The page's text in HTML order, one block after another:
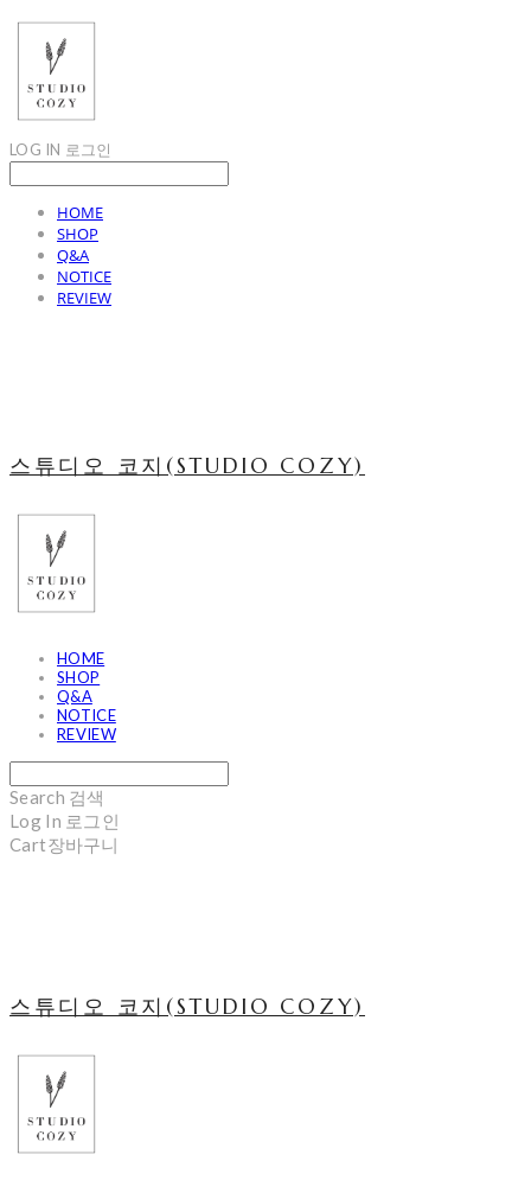
LOG IN 로그인
HOME
SHOP
Q&A
NOTICE
REVIEW
스튜디오 코지(STUDIO COZY)
HOME
SHOP
Q&A
NOTICE
REVIEW
Search 검색
Log In 로그인
Cart장바구니
스튜디오 코지(STUDIO COZY)